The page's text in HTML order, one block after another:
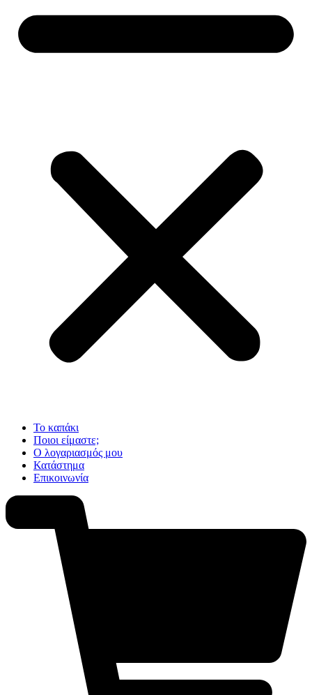
Το καπάκι
Ποιοι είμαστε;
Ο λογαριασμός μου
Κατάστημα
Επικοινωνία